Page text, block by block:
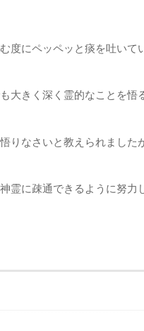
度にペッペッと痰を吐い
大きく深く霊的なことを
りなさいと教えられました
霊に疎通できるように努力